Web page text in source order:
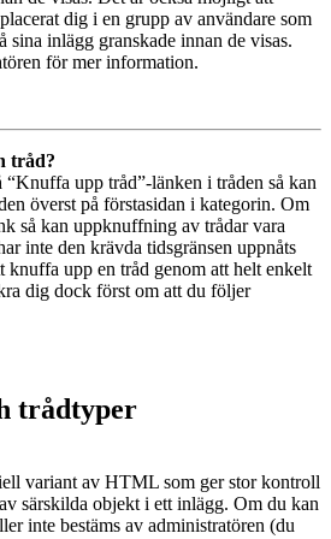
dig i en grupp av användare som
sina inlägg granskade innan de visas.
för mer information.
tråd?
upp tråd”-länken i tråden så kan
överst på förstasidan i kategorin. Om
så kan uppknuffning av trådar vara
inte den krävda tidsgränsen uppnåts
knuffa upp en tråd genom att helt enkelt
dig dock först om att du följer
trådtyper
variant av HTML som ger stor kontroll
särskilda objekt i ett inlägg. Om du kan
inte bestäms av administratören (du